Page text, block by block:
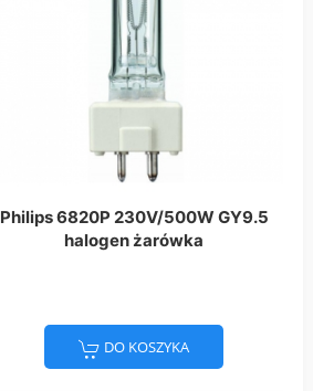
Philips 6820P 230V/500W GY9.5
halogen żarówka
DO KOSZYKA